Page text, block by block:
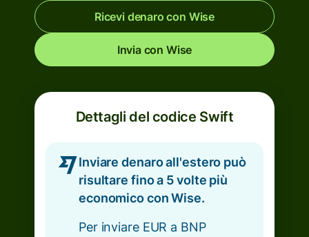
Ricevi denaro con Wise
Invia con Wise
Dettagli del codice Swift
Inviare denaro all'estero può
risultare fino a 5 volte più
economico con Wise.
Per inviare EUR a BNP